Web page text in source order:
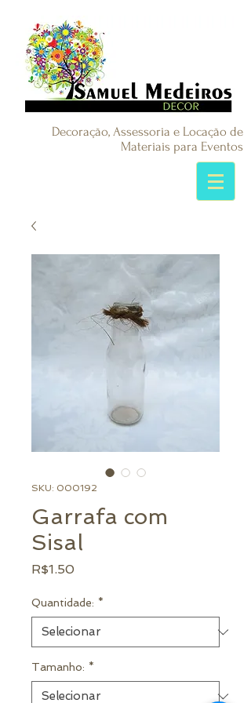
Decoração, Assessoria e Locação de
Materiais para Eventos
SKU: 000192
Garrafa com
Sisal
R$1.50
Quantidade: *
Tamanho: *